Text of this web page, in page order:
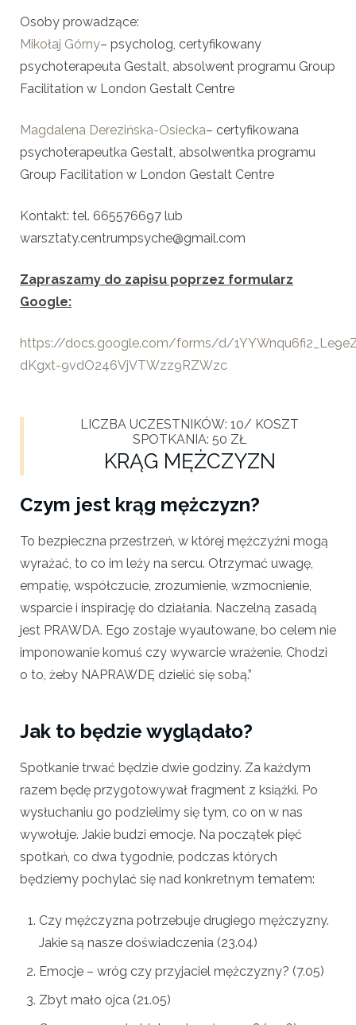
Osoby prowadzące:
Mikołaj Górny– psycholog, certyfikowany
psychoterapeuta Gestalt, absolwent programu Group
Facilitation w London Gestalt Centre
Magdalena Derezińska-Osiecka– certyfikowana
psychoterapeutka Gestalt, absolwentka programu
Group Facilitation w London Gestalt Centre
Kontakt: tel. 665576697 lub
warsztaty.centrumpsyche@gmail.com
Zapraszamy do zapisu poprzez formularz
Google:
https://docs.google.com/forms/d/
dKgxt-9vdO246VjVTWzz9RZWzc
LICZBA UCZESTNIKÓW: 10/ KOSZT
SPOTKANIA: 50 ZŁ
KRĄG MĘŻCZYZN
Czym jest krąg mężczyzn?
To bezpieczna przestrzeń, w której mężczyźni mogą
wyrażać, to co im leży na sercu. Otrzymać uwagę,
empatię, współczucie, zrozumienie, wzmocnienie,
wsparcie i inspirację do działania. Naczelną zasadą
jest PRAWDA. Ego zostaje wyautowane, bo celem nie
imponowanie komuś czy wywarcie wrażenie. Chodzi
o to, żeby NAPRAWDĘ dzielić się sobą.”
Jak to będzie wyglądało?
Spotkanie trwać będzie dwie godziny. Za każdym
razem będę przygotowywał fragment z książki. Po
wysłuchaniu go podzielimy się tym, co on w nas
wywołuje. Jakie budzi emocje. Na początek pięć
spotkań, co dwa tygodnie, podczas których
będziemy pochylać się nad konkretnym tematem:
Czy mężczyzna potrzebuje drugiego mężczyzny.
Jakie są nasze doświadczenia (23.04)
Emocje – wróg czy przyjaciel mężczyzny? (7.05)
Zbyt mało ojca (21.05)